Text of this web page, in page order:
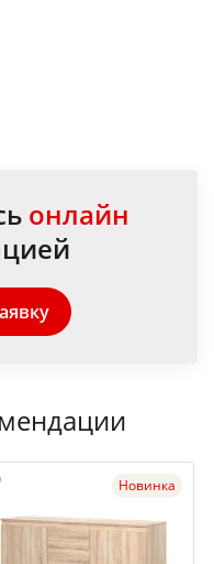
онлайн
Новинка